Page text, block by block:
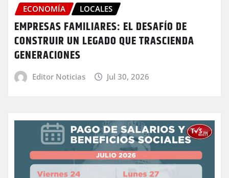
ECONOMÍA LOCALES
EMPRESAS FAMILIARES: EL DESAFÍO DE
CONSTRUIR UN LEGADO QUE TRASCIENDA
GENERACIONES
Editor Noticias Jul 30, 2026